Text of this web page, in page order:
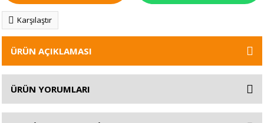
Karşılaştır
ÜRÜN AÇIKLAMASI
ÜRÜN YORUMLARI